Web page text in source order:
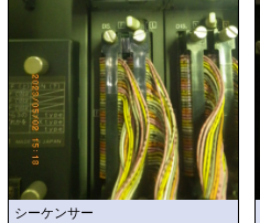
シーケンサー